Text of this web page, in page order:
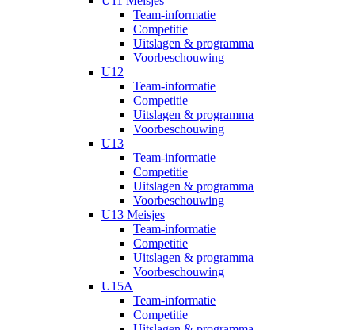
Team-informatie
Competitie
Uitslagen & programma
Voorbeschouwing
U12
Team-informatie
Competitie
Uitslagen & programma
Voorbeschouwing
U13
Team-informatie
Competitie
Uitslagen & programma
Voorbeschouwing
U13 Meisjes
Team-informatie
Competitie
Uitslagen & programma
Voorbeschouwing
U15A
Team-informatie
Competitie